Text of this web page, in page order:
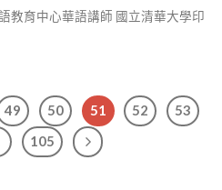
教育中心華語講師 國立清華大學印
49 50 51 52
53
105